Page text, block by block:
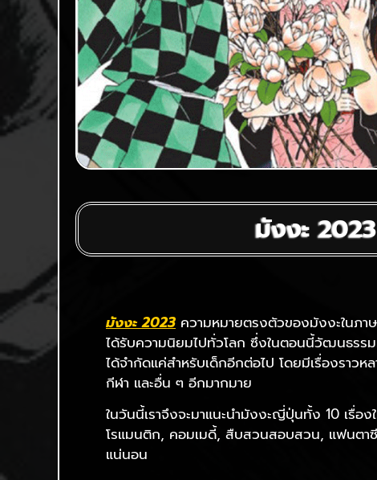
มังงะ
มังงะ 2023 ความหมายตรงตัวของมังงะในภ
ได้รับความนิยมไปทั่วโลก ซึ่งในตอนนี้วัฒนธรร
ได้จำกัดแค่สำหรับเด็กอีกต่อไป โดยมีเรื่องรา
กีฬา และอื่น ๆ อีกมากมาย
ในวันนี้เราจึงจะมาแนะนำมังงะญี่ปุ่นทั้ง 10 เ
โรแมนติก, คอมเมดี้, สืบสวนสอบสวน, แฟนต
แน่นอน